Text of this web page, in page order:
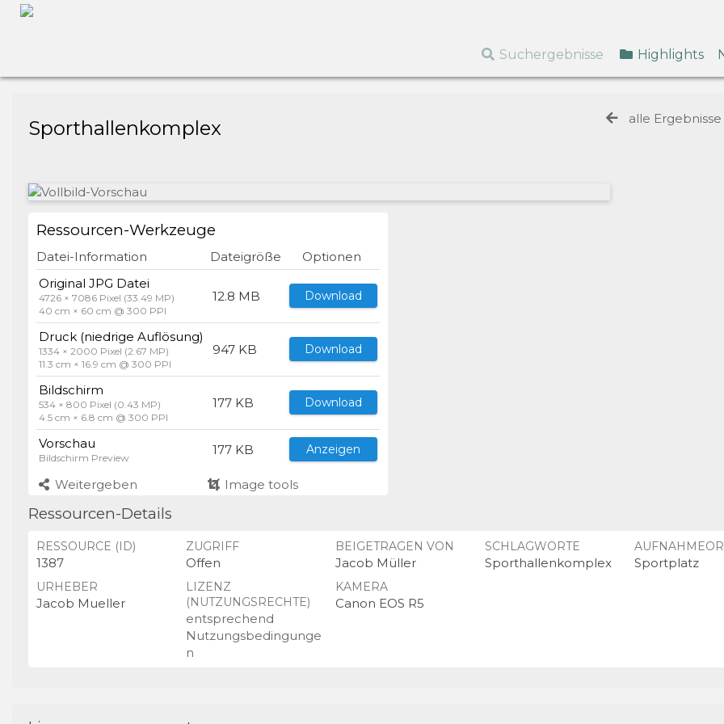
Suchergebnisse Highlights
alle
Sporthallenkomplex
Ressourcen-Werkzeuge
Datei-Information Dateigröße
Optionen
Original JPG Datei
4726 × 7086 Pixel (33.49 MP)
40 cm × 60 cm @ 300 PPI
12.8 MB Download
Druck (niedrige Auflösung)
1334 × 2000 Pixel (2.67 MP)
11.3 cm × 16.9 cm @ 300 PPI
947 KB Download
Bildschirm
534 × 800 Pixel (0.43 MP)
4.5 cm × 6.8 cm @ 300 PPI
177 KB Download
Vorschau
Bildschirm Preview
177 KB Anzeigen
Weitergeben Image tools
Ressourcen-Details
RESSOURCE (ID)
1387
ZUGRIFF
Offen
BEIGETRAGEN VON
Jacob Müller
SCHLAGWORTE
Sporthallenkomplex Sportplatz
URHEBER
Jacob Mueller
LIZENZ
(NUTZUNGSRECHTE)
entsprechend
Nutzungsbedingunge
n
KAMERA
Canon EOS R5